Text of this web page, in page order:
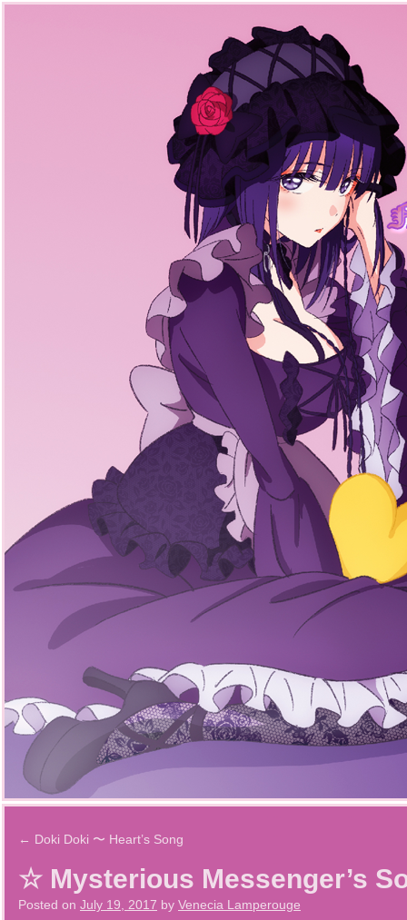
← Doki Doki 〜 Heart’s Song
☆ Mysterious Messenger’s
Posted on July 19, 2017 by Venecia Lamperouge